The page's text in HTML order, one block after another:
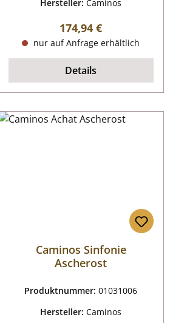
Hersteller:Caminos
Regulärer Preis:
174,94 €
nur auf Anfrage erhältlich
Details
Caminos Sinfonie
Ascherost
Produktnummer:01031006
Hersteller:Caminos